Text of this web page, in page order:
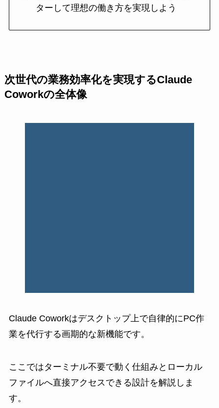
ターして理想の働き方を実現しよう
次世代の業務効率化を実現するClaude
Coworkの全体像
Claude Coworkはデスクトップ上で自律的にPC作
業を代行する画期的な新機能です。
ここではターミナル不要で動く仕組みとローカル
ファイルへ直接アクセスできる設計を解説しま
す。